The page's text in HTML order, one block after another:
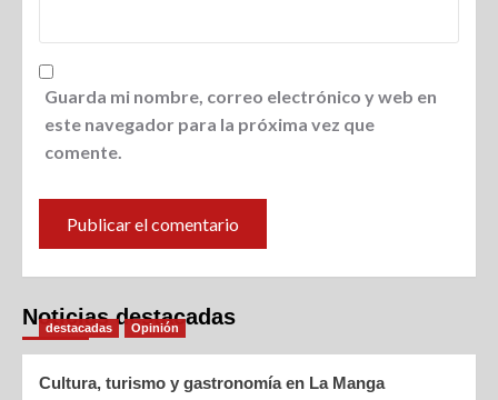
Guarda mi nombre, correo electrónico y web en
este navegador para la próxima vez que
comente.
Noticias destacadas
destacadas Opinión
Cultura, turismo y gastronomía en La Manga